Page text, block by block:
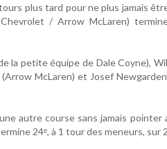
plus tard pour ne plus jamais
/ Arrow McLaren)
la petite équipe de Dale Coyne),
McLaren) et Josef
autre course sans jamais pointer
24ᵉ, à 1 tour des meneurs, sur